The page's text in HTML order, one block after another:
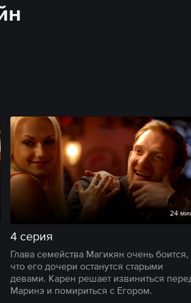
24
4 серия
Глава семейства Магикян очень боится,
что его дочери останутся старыми
девами. Карен решает извиниться
Маринэ и помириться с Егором.